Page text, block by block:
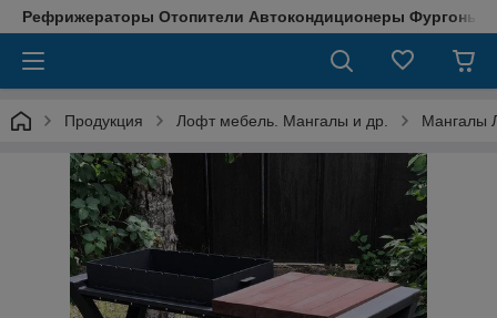
Рефрижераторы Отопители Автокондиционеры Фургоны
Продукция Лофт мебель. Мангалы и др. Мангалы